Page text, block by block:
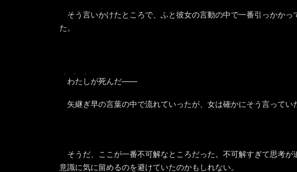
そう言いかけたところで、ふと彼女の言動の中で一番引っかかっ
た。
わたし
・・・
が死んだ――
矢継ぎ早の言葉の中で流れていったが、女は確かにそう言ってい
そうだ、ここが一番不可解なところだった。不可解すぎて思考が
意識に気に留めるのを避けていたのかもしれない。